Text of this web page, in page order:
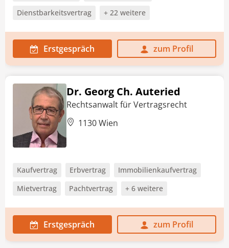
Dienstbarkeitsvertrag
+ 22 weitere
Erstgespräch zum Profil
Dr. Georg Ch. Auteried
Rechtsanwalt für Vertragsrecht
1130 Wien
Kaufvertrag Erbvertrag
Immobilienkaufvertrag
Mietvertrag
Pachtvertrag + 6 weitere
Erstgespräch zum Profil